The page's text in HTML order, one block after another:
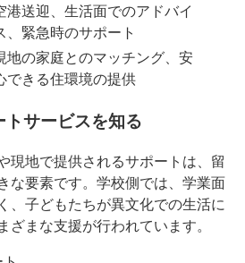
港送迎、生活面でのアドバイ
、緊急時のサポート
地の家庭とのマッチング、安
できる住環境の提供
サービスを知る
現地で提供されるサポートは、留
な要素です。学校側では、学業面
、子どもたちが異文化での生活に
ざまな支援が行われています。